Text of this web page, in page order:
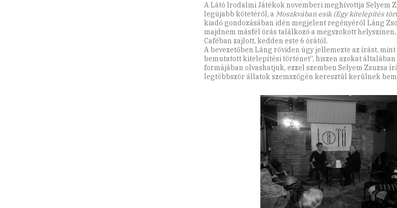
A Látó Irodalmi Játékok novemberi meghívottja Selyem
legújabb kötetéről, a Moszkvában esik (Egy kitelepítés
kiadó gondozásában idén megjelent regényéről Láng
majdnem másfél órás találkozó a megszokott
Caféban zajlott, kedden este 6 órától.
A bevezetőben Láng röviden úgy jellemezte az írást, mint
bemutatott kitelepítési történet”, hiszen azokat
formájában olvashatjuk, ezzel szemben Selyem Zsuzsa
legtöbbször állatok szemszögén keresztül kerülnek